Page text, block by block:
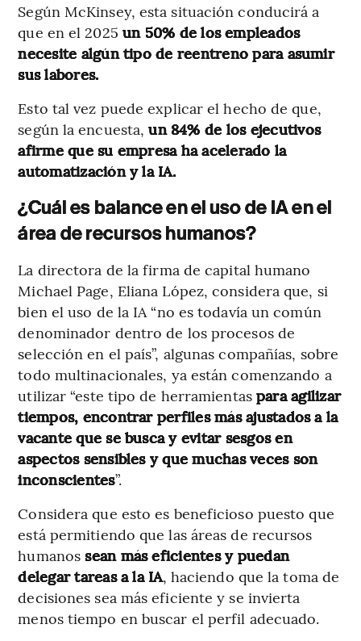
Según McKinsey, esta situación conducirá a
que en el 2025 un 50% de los empleados
necesite algún tipo de reentreno para asumir
sus labores.
Esto tal vez puede explicar el hecho de que,
según la encuesta,un 84% de los ejecutivos
afirme que su empresa ha acelerado la
automatización y la IA.
¿Cuál es balance en el uso de IA en el
área de recursos humanos?
La directora de la firma de capital humano
Michael Page, Eliana López, considera que, si
bien el uso de la IA “no es todavía un común
denominador dentro de los procesos de
selección en el país”, algunas compañías, sobre
todo multinacionales, ya están comenzando a
utilizar “este tipo de herramientas para agilizar
tiempos, encontrar perfiles más ajustados a la
vacante que se busca y evitar sesgos en
aspectos sensibles y que muchas veces son
inconscientes”.
Considera que esto es beneficioso puesto que
está permitiendo que las áreas de recursos
humanos sean más eficientes y puedan
delegar tareas a la IA, haciendo que la toma de
decisiones sea más eficiente y se invierta
menos tiempo en buscar el perfil adecuado.